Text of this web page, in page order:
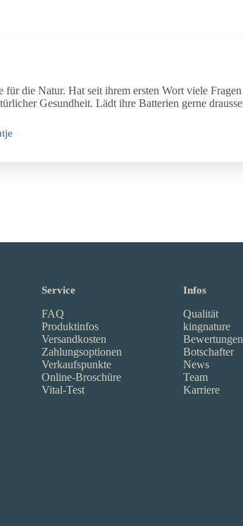
für die Natur. Hat seit ihrem ersten Wort viele
Gesundheit. Lädt ihre Batterien gerne
Service
FAQ
Produktinfos
Versandkosten
Zahlungsoptionen
Verkaufspunkte
Online-Broschüre
Vital-Test
Infos
Qualität
kingnature
Bewertungen
Botschafter
News
Team
Karriere